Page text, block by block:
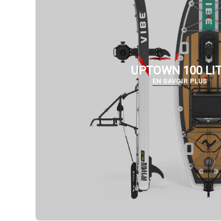
UPTOWN 100
EN SAVOIR PLUS